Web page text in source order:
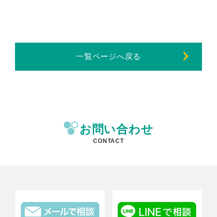
一覧ページへ戻る
お問い合わせ
CONTACT